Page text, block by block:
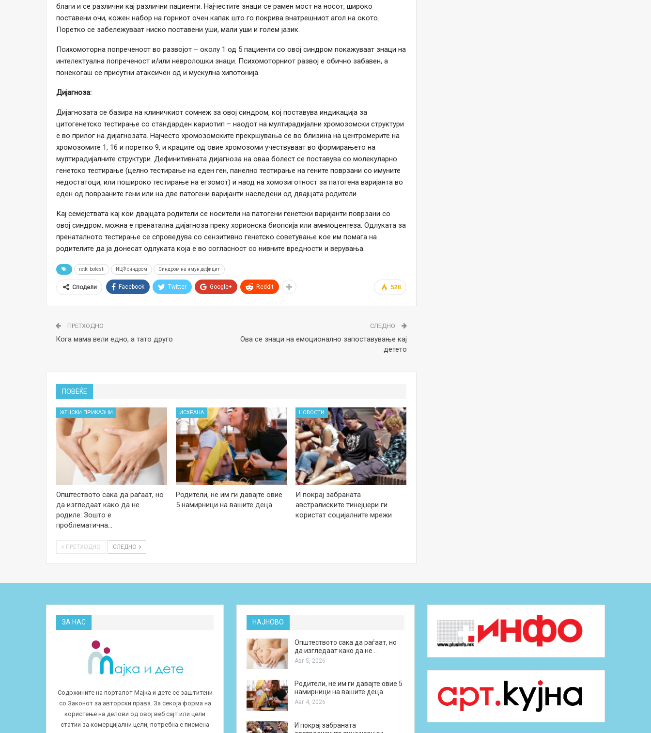
благи и се различни кај различни пациенти. Најчестите знаци се рамен мост на носот, широко
поставени очи, кожен набор на горниот очен капак што го покрива внатрешниот агол на окото.
Поретко се забележуваат ниско поставени уши, мали уши и голем јазик.
Психомоторна попреченост во развојот – околу 1 од 5 пациенти со овој синдром покажуваат знаци на
интелектуална попреченост и/или невролошки знаци. Психомоторниот развој е обично забавен, а
понекогаш се присутни атаксичен од и мускулна хипотонија.
Дијагноза:
Дијагнозата се базира на клиничкиот сомнеж за овој синдром, кој поставува индикација за
цитогенетско тестирање со стандарден кариотип – наодот на мултирадијални хромозомски структури
е во прилог на дијагнозата. Најчесто хромозомските прекршувања се во близина на центромерите на
хромозомите 1, 16 и поретко 9, и краците од овие хромозоми учествуваат во формирањето на
мултирадијалните структури. Дефинитивната дијагноза на оваа болест се поставува со молекуларно
генетско тестирање (целно тестирање на еден ген, панелно тестирање на гените поврзани со имуните
недостатоци, или пошироко тестирање на егзомот) и наод на хомозиготност за патогена варијанта во
еден од поврзаните гени или на две патогени варијанти наследени од двајцата родители.
Кај семејствата кај кои двајцата родители се носители на патогени генетски варијанти поврзани со
овој синдром, можна е пренатална дијагноза преку хорионска биопсија или амниоцентеза. Одлуката за
пренаталното тестирање се спроведува со сензитивно генетско советување кое им помага на
родителите да ја донесат одлуката која е во согласност со нивните вредности и верувања.
retki bolesti ИЦФ синдром Синдром на имун дефицит
528
Сподели Facebook Twitter Google+ ReddIt
ПРЕТХОДНО
Кога мама вели едно, а тато друго
СЛЕДНО
Ова се знаци на емоционално запоставување кај
детето
ПОВЕЌЕ
ЖЕНСКИ ПРИКАЗНИ
Општеството сака да раѓаат, но
да изгледаат како да не
родиле: Зошто е
проблематична…
ИСХРАНА
Родители, не им ги давајте овие
5 намирници на вашите деца
НОВОСТИ
И покрај забраната
австралиските тинејџери ги
користат социјалните мрежи
ПРЕТХОДНО СЛЕДНО
ЗА НАС
Содржините на порталот Мајка и дете се заштитени
со Законот за авторски права. За секоја форма на
користење на делови од овој веб сајт или цели
статии за комерцијални цели, потребна е писмена
НАЈНОВО
Општеството сака да раѓаат, но
да изгледаат како да не…
Авг 5, 2026
Родители, не им ги давајте овие 5
намирници на вашите деца
Авг 4, 2026
И покрај забраната